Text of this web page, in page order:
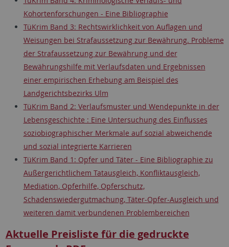
Kohortenforschungen - Eine Bibliographie
TüKrim Band 3: Rechtswirklichkeit von Auflagen und
Weisungen bei Strafaussetzung zur Bewährung. Probleme
der Strafaussetzung zur Bewährung und der
Bewährungshilfe mit Verlaufsdaten und Ergebnissen
einer empirischen Erhebung am Beispiel des
Landgerichtsbezirks Ulm
TüKrim Band 2: Verlaufsmuster und Wendepunkte in der
Lebensgeschichte : Eine Untersuchung des Einflusses
soziobiographischer Merkmale auf sozial abweichende
und sozial integrierte Karrieren
TüKrim Band 1: Opfer und Täter - Eine Bibliographie zu
Außergerichtlichem Tatausgleich, Konfliktausgleich,
Mediation, Opferhilfe, Opferschutz,
Schadenswiedergutmachung, Täter-Opfer-Ausgleich und
weiteren damit verbundenen Problembereichen
Aktuelle Preisliste für die gedruckte